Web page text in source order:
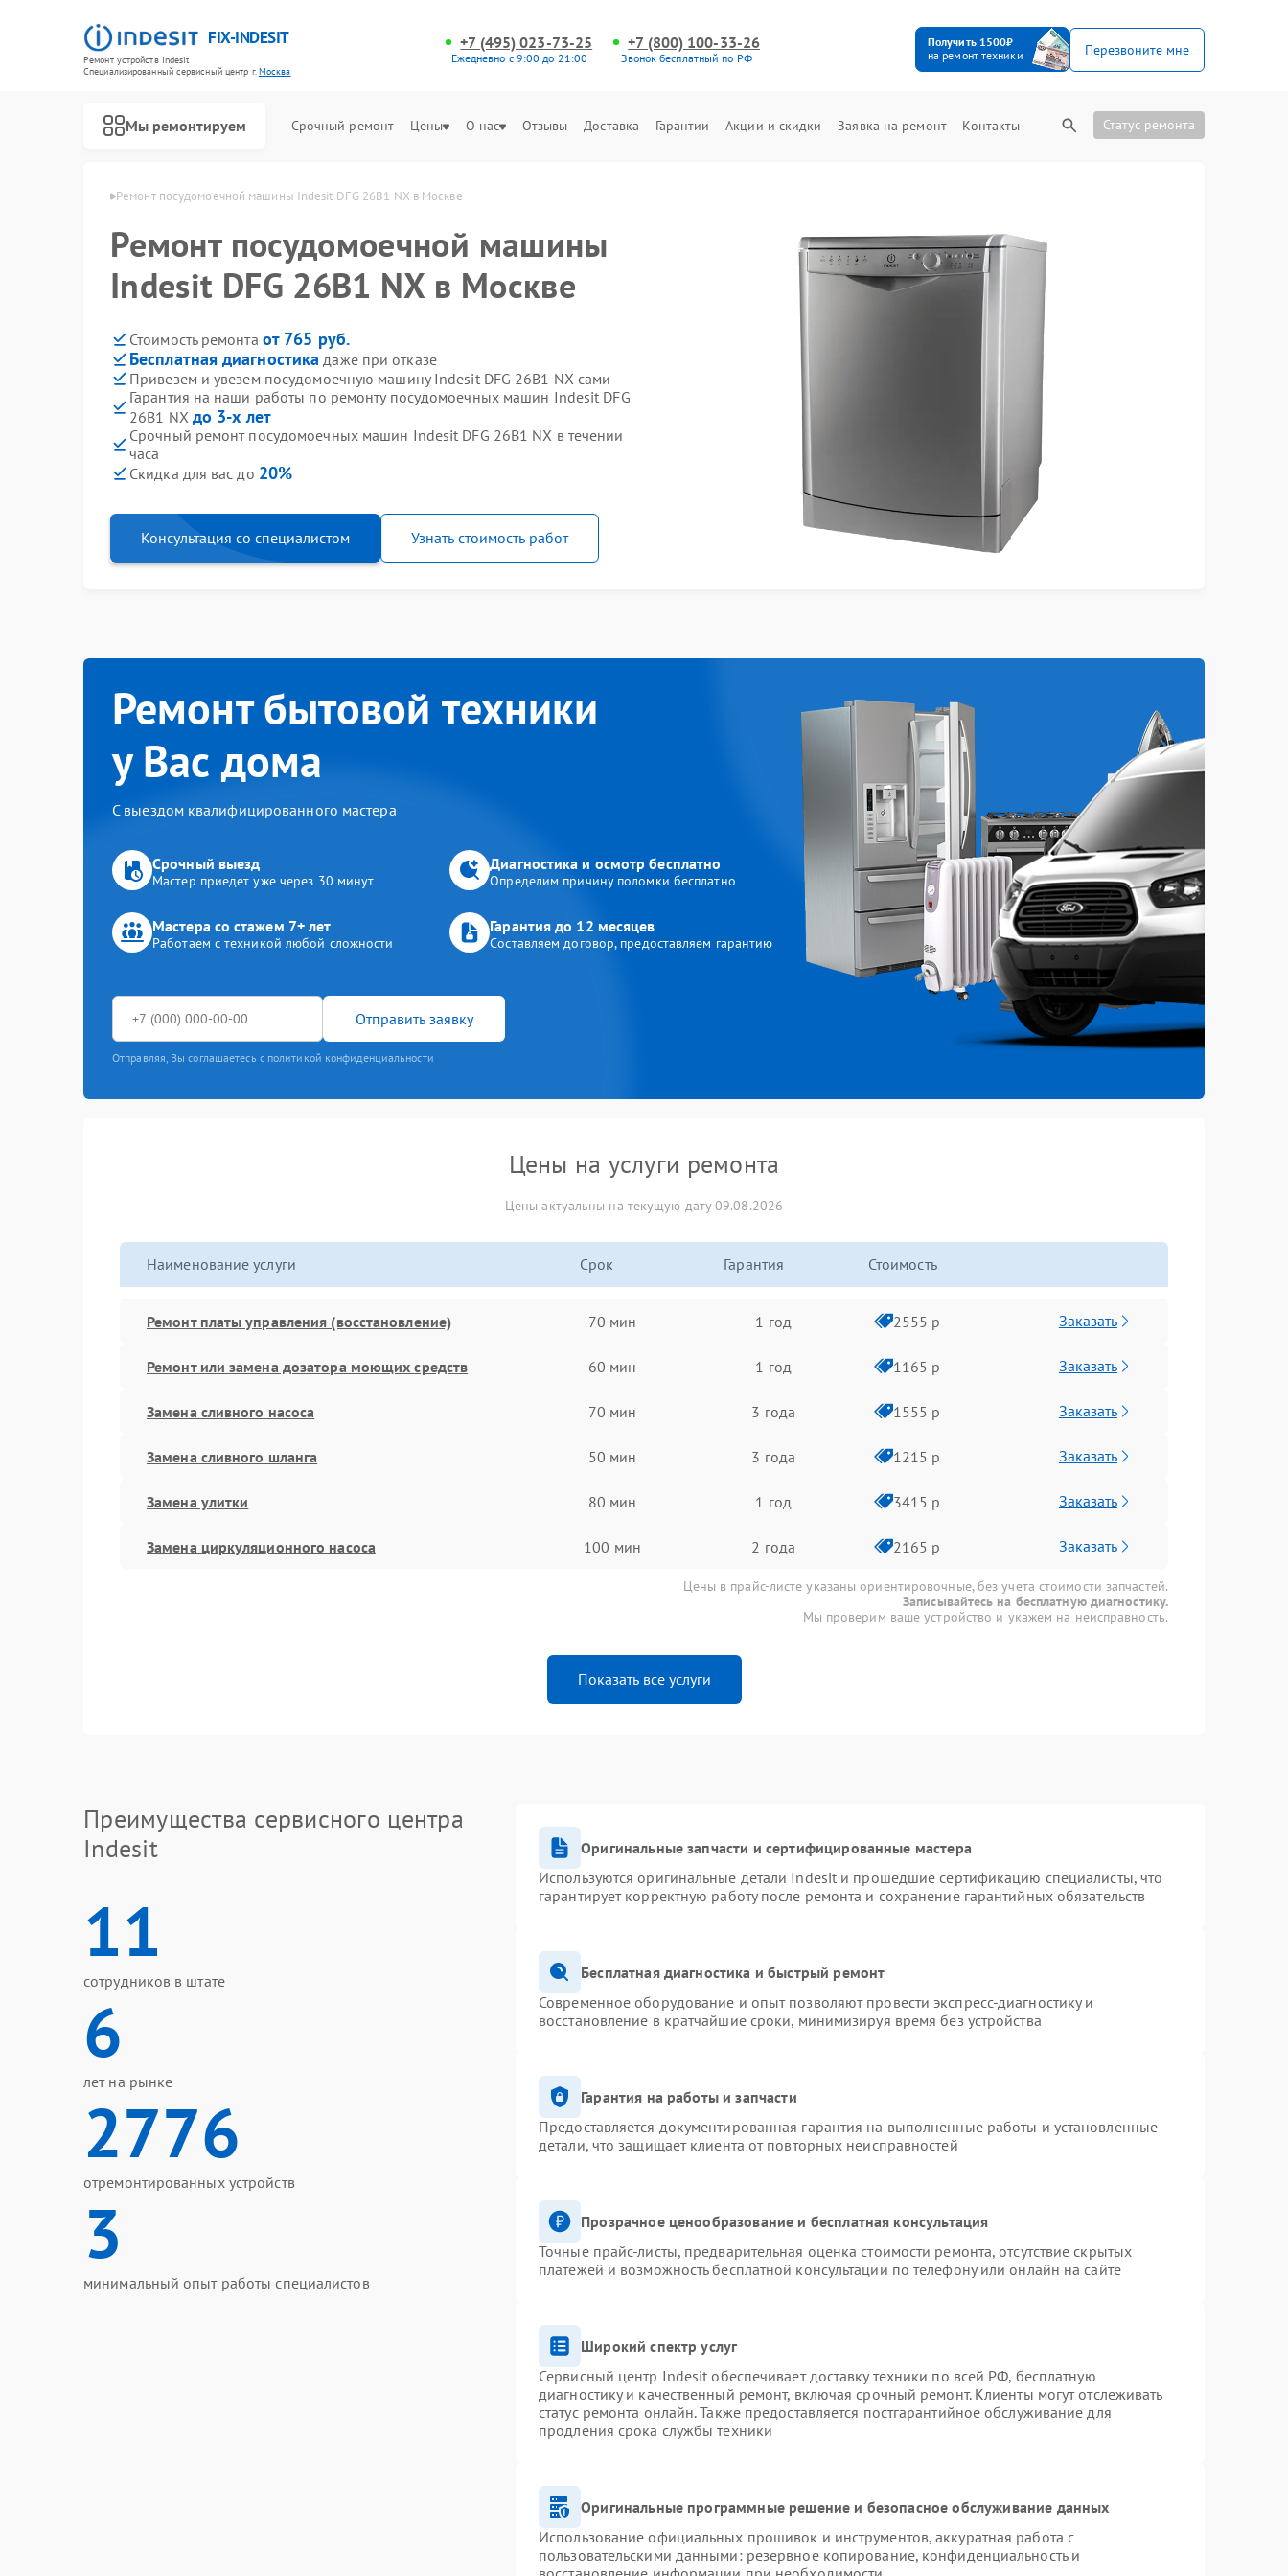
FIX-INDESIT
Ремонт устройств Indesit
Специализированный cервисный центр г.Москва
+7 (495) 023-73-25
Ежедневно с 9:00 до 21:00
+7 (800) 100-33-26
Звонок бесплатный по РФ
Получить 1500₽
на ремонт техники
Перезвоните мне
Мы ремонтируем Срочный ремонт Цены О нас Отзывы Доставка Гарантии Акции и скидки Заявка на ремонт Контакты Статус ремонта
Indesit в Москве Ремонт посудомоечной машины Indesit DFG 26B1 NX в Москве
Ремонт посудомоечной машины
Indesit DFG 26B1 NX в Москве
Стоимость ремонта от 765 руб.
Бесплатная диагностика даже при отказе
Привезем и увезем посудомоечную машину Indesit DFG 26B1 NX сами
Гарантия на наши работы по ремонту посудомоечных машин Indesit DFG
26B1 NX до 3-х лет
Срочный ремонт посудомоечных машин Indesit DFG 26B1 NX в течении
часа
Скидка для вас до 20%
Консультация со специалистом Узнать стоимость работ
Ремонт бытовой техники
у Вас дома
С выездом квалифицированного мастера
Срочный выезд
Мастер приедет уже через 30 минут
Диагностика и осмотр бесплатно
Определим причину поломки бесплатно
Мастера со стажем 7+ лет
Работаем с техникой любой сложности
Гарантия до 12 месяцев
Составляем договор, предоставляем гарантию
Отправить заявку
Отправляя, Вы соглашаетесь с политикой конфиденциальности
Цены на услуги ремонта
Цены актуальны на текущую дату 09.08.2026
Наименование услуги Срок Гарантия Стоимость
Ремонт платы управления (восстановление) 70 мин 1 год 2555 р Заказать
Ремонт или замена дозатора моющих средств 60 мин 1 год 1165 р Заказать
Замена сливного насоса 70 мин 3 года 1555 р Заказать
Замена сливного шланга 50 мин 3 года 1215 р Заказать
Замена улитки 80 мин 1 год 3415 р Заказать
Замена циркуляционного насоса 100 мин 2 года 2165 р Заказать
Цены в прайс-листе указаны ориентировочные, без учета стоимости запчастей.
Записывайтесь на бесплатную диагностику.
Мы проверим ваше устройство и укажем на неисправность.
Показать все услуги
Преимущества сервисного центра
Indesit
11
сотрудников в штате
6
лет на рынке
2776
отремонтированных устройств
3
минимальный опыт работы специалистов
Оригинальные запчасти и сертифицированные мастера
Используются оригинальные детали Indesit и прошедшие сертификацию специалисты, что
гарантирует корректную работу после ремонта и сохранение гарантийных обязательств
Бесплатная диагностика и быстрый ремонт
Современное оборудование и опыт позволяют провести экспресс-диагностику и
восстановление в кратчайшие сроки, минимизируя время без устройства
Гарантия на работы и запчасти
Предоставляется документированная гарантия на выполненные работы и установленные
детали, что защищает клиента от повторных неисправностей
Прозрачное ценообразование и бесплатная консультация
Точные прайс-листы, предварительная оценка стоимости ремонта, отсутствие скрытых
платежей и возможность бесплатной консультации по телефону или онлайн на сайте
Широкий спектр услуг
Сервисный центр Indesit обеспечивает доставку техники по всей РФ, бесплатную
диагностику и качественный ремонт, включая срочный ремонт. Клиенты могут отслеживать
статус ремонта онлайн. Также предоставляется постгарантийное обслуживание для
продления срока службы техники
Оригинальные программные решение и безопасное обслуживание данных
Использование официальных прошивок и инструментов, аккуратная работа с
пользовательскими данными: резервное копирование, конфиденциальность и